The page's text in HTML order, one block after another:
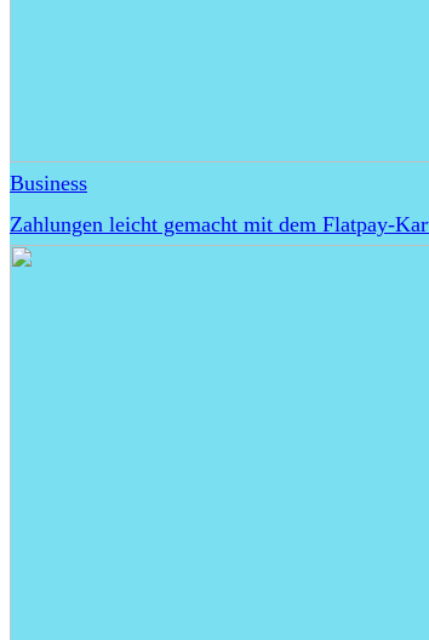
Business
Zahlungen leicht gemacht mit dem Flatpay-